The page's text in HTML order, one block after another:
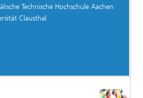
Technische Hochschule Aachen
Clausthal